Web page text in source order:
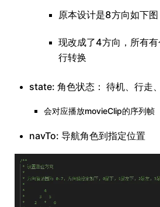
原本设计是8方向如下图
现改成了4方向，所有
行转换
state: 角色状态： 待机、行走
会对应播放movieClip的序列帧
navTo: 导航角色到指定位置